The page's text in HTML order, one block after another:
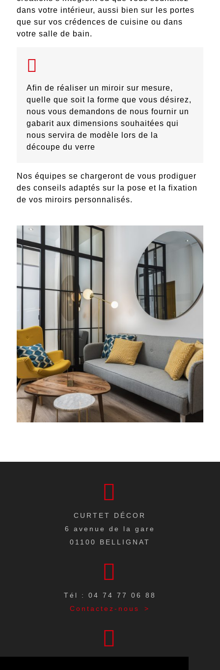
dans votre intérieur, aussi bien sur les portes
que sur vos crédences de cuisine ou dans
votre salle de bain.
Afin de réaliser un miroir sur mesure,
quelle que soit la forme que vous désirez,
nous vous demandons de nous fournir un
gabarit aux dimensions souhaitées qui
nous servira de modèle lors de la
découpe du verre
Nos équipes se chargeront de vous prodiguer
des conseils adaptés sur la pose et la fixation
de vos miroirs personnalisés.
CURTET DÉCOR
6 avenue de la gare
01100
BELLIGNAT
Tél : 04 74 77 06 88
Contactez-nous